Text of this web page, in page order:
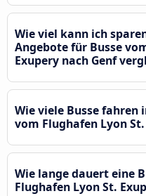
Wie viel kann ich
Angebote für Busse
Exupery nach Genf
Wie viele Busse fahren
vom Flughafen Lyon
Wie lange dauert eine
Flughafen Lyon St.